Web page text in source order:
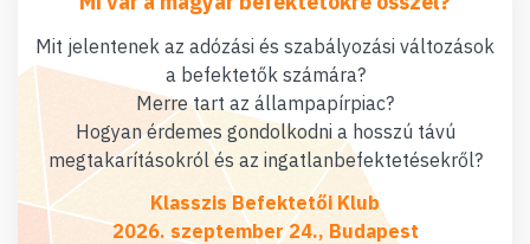
Mit jelentenek az adózási és szabályozási változások
a befektetők számára?
Merre tart az állampapírpiac?
Hogyan érdemes gondolkodni a hosszú távú
megtakarításokról és az ingatlanbefektetésekről?
Klasszis Befektetői Klub
2026. szeptember 24., Budapest